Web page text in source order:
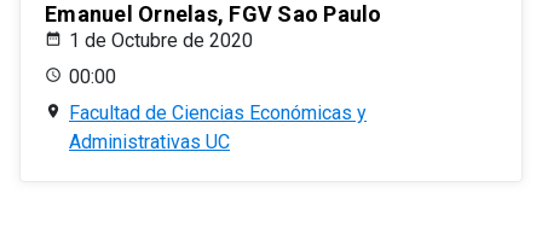
Emanuel Ornelas, FGV Sao Paulo
1 de Octubre de 2020
00:00
Facultad de Ciencias Económicas y
Administrativas UC